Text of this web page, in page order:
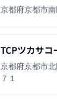
京都府京都市
TCPツカサコ
京都府京都市
７１